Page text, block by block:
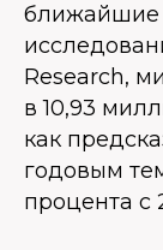
ближайшие
Research,
в 10,93
как
годовым
процента с